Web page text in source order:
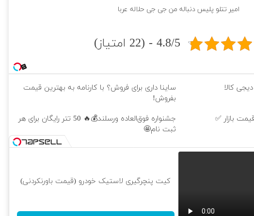
امیر تتلو پلیس دنباله من جى جى حلاله عربا
4.8/5 - (22 امتیاز)
کالا
ساینا داری برای فروش؟ با کارنامه به بهترین قیمت
بفروش!
بازار ✅
جشنواره فوق‌العاده ورسلند💰🔥 50 تتر رایگان برای هر
ثبت نام🤩
کیت پنچرگیری لاستیک خودرو (قیمت باورنکردنی)